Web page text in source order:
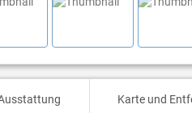
Karte und